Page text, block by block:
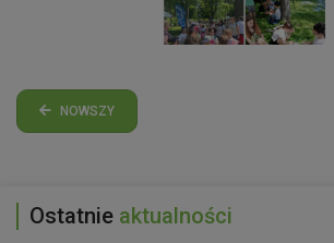
NOWSZY
Ostatnie aktualności